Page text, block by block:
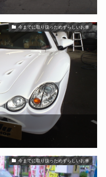
今までに取り扱っためずらしいお車
今までに取り扱っためずらしいお車